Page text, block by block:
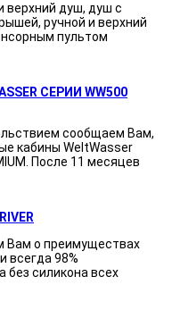
верхний душ, душ с
ручной и верхний
пультом
СЕРИИ WW500
сообщаем Вам,
кабины WeltWasser
После 11 месяцев
Вам о преимуществах
всегда 98%
без силикона всех